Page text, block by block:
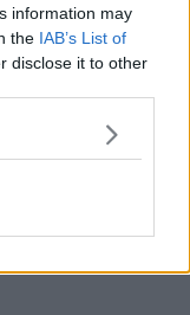
information may
the IAB’s List of
disclose it to other
dell’SV